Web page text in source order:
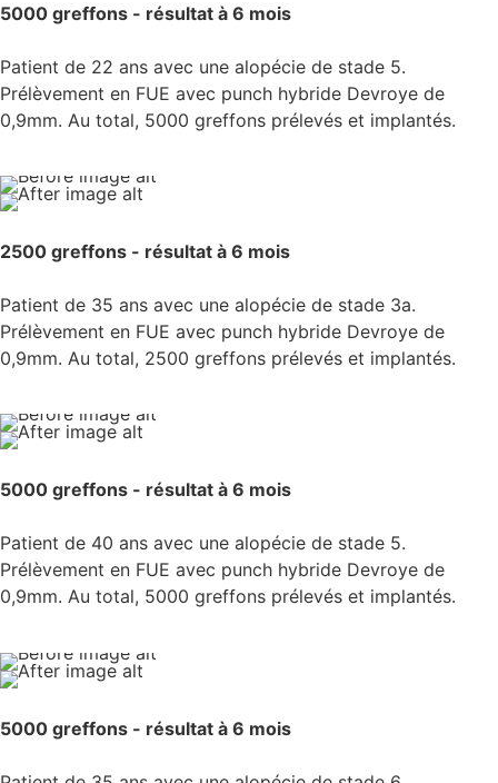
5000 greffons - résultat à 6 mois
Patient de 22 ans avec une alopécie de stade 5.
Prélèvement en FUE avec punch hybride Devroye de
0,9mm. Au total, 5000 greffons prélevés et implantés.
2500 greffons - résultat à 6 mois
Patient de 35 ans avec une alopécie de stade 3a.
Prélèvement en FUE avec punch hybride Devroye de
0,9mm. Au total, 2500 greffons prélevés et implantés.
5000 greffons - résultat à 6 mois
Patient de 40 ans avec une alopécie de stade 5.
Prélèvement en FUE avec punch hybride Devroye de
0,9mm. Au total, 5000 greffons prélevés et implantés.
5000 greffons - résultat à 6 mois